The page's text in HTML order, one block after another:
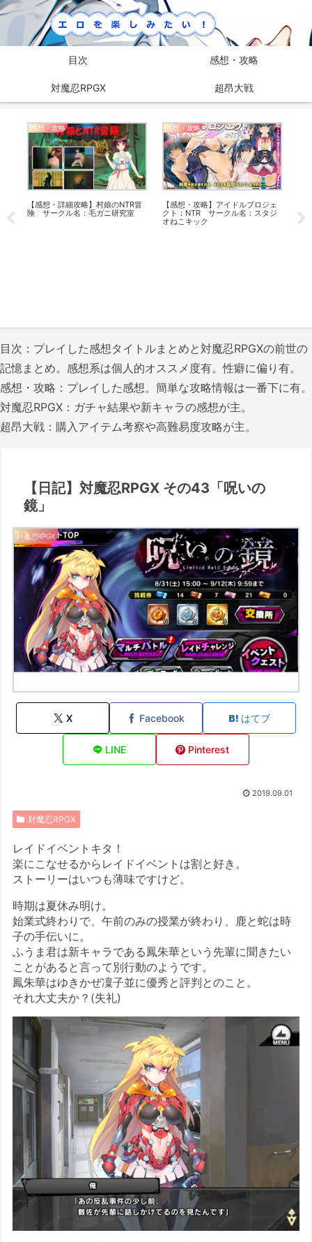
目次 感想・攻略
対魔忍RPGX 超昂大戦
感想・攻略
【感想・詳細攻略】村娘のNTR冒
険 サークル名：毛ガニ研究室
感想・攻略
【感想・攻略】アイドルプロジェ
クト：NTR サークル名：スタジ
オねこキック
漁
活
目次：プレイした感想タイトルまとめと対魔忍RPGXの前世の
記憶まとめ。感想系は個人的オススメ度有。性癖に偏り有。
感想・攻略：プレイした感想。簡単な攻略情報は一番下に有。
対魔忍RPGX：ガチャ結果や新キャラの感想が主。
超昂大戦：購入アイテム考察や高難易度攻略が主。
【日記】対魔忍RPGX その43「呪いの
鏡」
対魔忍RPGX
X Facebook はてブ
LINE Pinterest
2019.09.01
対魔忍RPGX
レイドイベントキタ！
楽にこなせるからレイドイベントは割と好き。
ストーリーはいつも薄味ですけど。
時期は夏休み明け。
始業式終わりで、午前のみの授業が終わり、鹿と蛇は時
子の手伝いに。
ふうま君は新キャラである鳳朱華という先輩に聞きたい
ことがあると言って別行動のようです。
鳳朱華はゆきかぜ凜子並に優秀と評判とのこと。
それ大丈夫か？(失礼)